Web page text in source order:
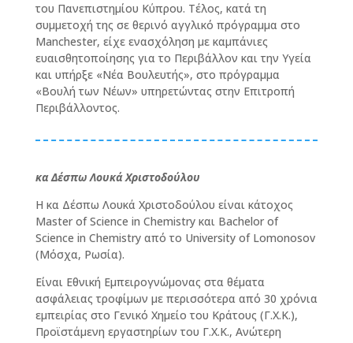
του Πανεπιστημίου Κύπρου. Tέλος, κατά τη
συμμετοχή της σε θερινό αγγλικό πρόγραμμα στο
Manchester, είχε ενασχόληση με καμπάνιες
ευαισθητοποίησης για το Περιβάλλον και την Υγεία
και υπήρξε «Νέα Βουλευτής», στο πρόγραμμα
«Βουλή των Νέων» υπηρετώντας στην Επιτροπή
Περιβάλλοντος.
κα Δέσπω Λουκά Χριστοδούλου
Η κα Δέσπω Λουκά Χριστοδούλου είναι κάτοχος
Master of Science in Chemistry και Bachelor of
Science in Chemistry από το University of Lomonosov
(Μόσχα, Ρωσία).
Είναι Εθνική Εμπειρογνώμονας στα θέματα
ασφάλειας τροφίμων με περισσότερα από 30 χρόνια
εμπειρίας στο Γενικό Χημείο του Κράτους (Γ.Χ.Κ.),
Προϊστάμενη εργαστηρίων του Γ.Χ.Κ., Ανώτερη